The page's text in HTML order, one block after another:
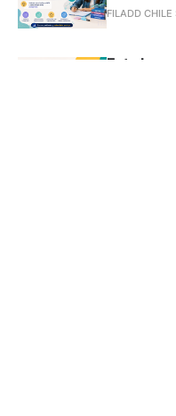
FILADD CHILE
Este